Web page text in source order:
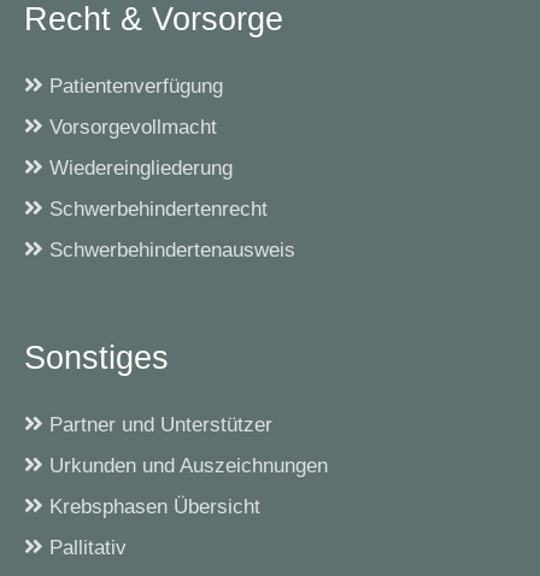
Recht & Vorsorge
Patientenverfügung
Vorsorgevollmacht
Wiedereingliederung
Schwerbehindertenrecht
Schwerbehindertenausweis
Sonstiges
Partner und Unterstützer
Urkunden und Auszeichnungen
Krebsphasen Übersicht
Pallitativ